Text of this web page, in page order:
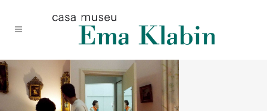
conteúdo
navegação
site